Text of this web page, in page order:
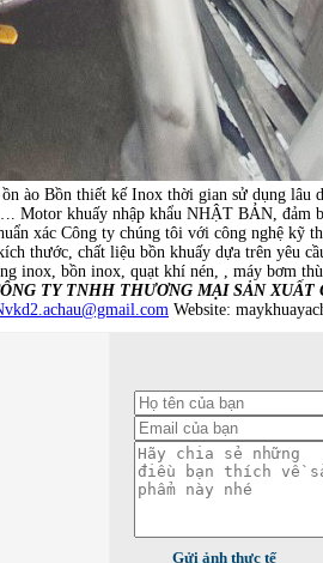
ào Bồn thiết kế Inox thời gian sử dụng
Motor khuấy nhập khẩu NHẬT BẢN,
xác Công ty chúng tôi với công nghệ kỹ
thước, chất liệu bồn khuấy dựa trên yêu
inox, bồn inox, quạt khí nén, , máy bơm
TY TNHH THƯƠNG MẠI SẢN XUẤT
Website:
Gửi ảnh thực tế